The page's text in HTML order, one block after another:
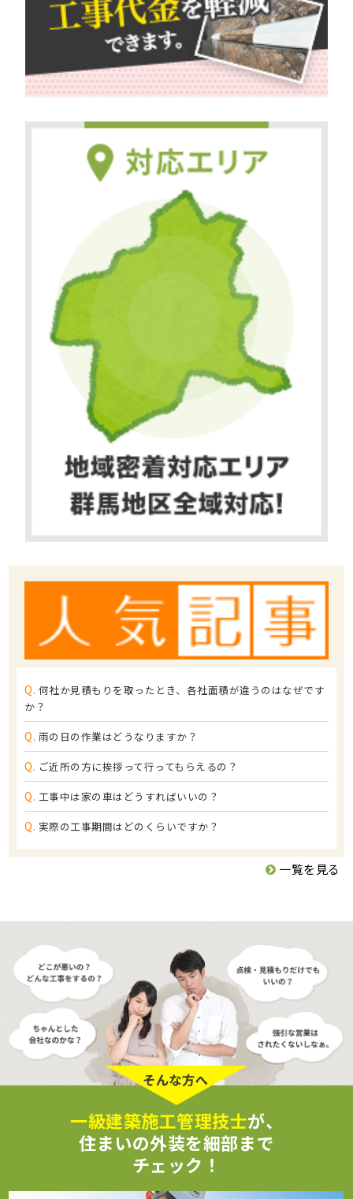
Q. 何社か見積もりを取ったとき、各社面積が違うのはなぜです
か？
Q. 雨の日の作業はどうなりますか？
Q. ご近所の方に挨拶って行ってもらえるの？
Q. 工事中は家の車はどうすればいいの？
Q. 実際の工事期間はどのくらいですか？
一覧を見る
一級建築施工管理技士が、
住まいの外装を細部まで
チェック！